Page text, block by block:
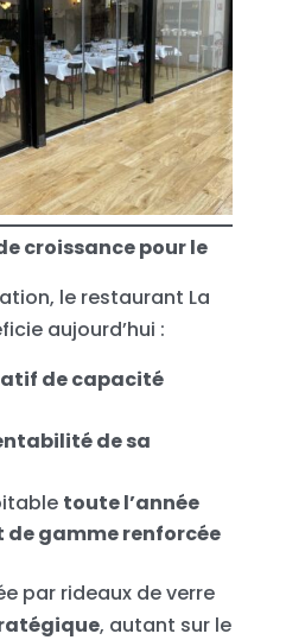
croissance pour le
le restaurant La
aujourd’hui :
de capacité
de sa
toute l’année
gamme renforcée
par rideaux de verre
, autant sur le